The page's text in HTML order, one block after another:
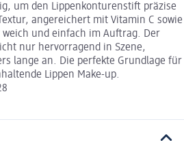
um den Lippenkonturenstift präzise
angereichert mit Vitamin C sowie
und einfach im Auftrag. Der
nur hervorragend in Szene,
lange an. Die perfekte Grundlage für
Lippen Make-up.